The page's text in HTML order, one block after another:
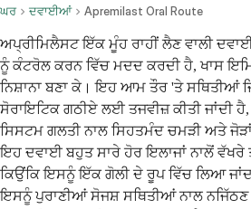
ਘਰ ਦਵਾਈਆਂ Apremilast Oral Route
ਅਪ੍ਰੀਮਿਲੈਸਟ ਇੱਕ ਮੂੰਹ ਰਾਹੀਂ ਲੈਣ ਵਾਲੀ
ਨੂੰ ਕੰਟਰੋਲ ਕਰਨ ਵਿੱਚ ਮਦਦ ਕਰਦੀ ਹੈ, ਖਾਸ
ਨਿਸ਼ਾਨਾ ਬਣਾ ਕੇ। ਇਹ ਆਮ ਤੌਰ 'ਤੇ ਸਥਿਤੀਆਂ
ਸੋਰਾਇਟਿਕ ਗਠੀਏ ਲਈ ਤਜਵੀਜ਼ ਕੀਤੀ ਜਾਂਦੀ
ਸਿਸਟਮ ਗਲਤੀ ਨਾਲ ਸਿਹਤਮੰਦ ਚਮੜੀ ਅਤੇ
ਇਹ ਦਵਾਈ ਬਹੁਤ ਸਾਰੇ ਹੋਰ ਇਲਾਜਾਂ ਨਾਲੋਂ ਵੱਖਰੇ
ਕਿਉਂਕਿ ਇਸਨੂੰ ਇੱਕ ਗੋਲੀ ਦੇ ਰੂਪ ਵਿੱਚ ਲਿਆ
ਇਸਨੂੰ ਪੁਰਾਣੀਆਂ ਸੋਜਸ਼ ਸਥਿਤੀਆਂ ਨਾਲ